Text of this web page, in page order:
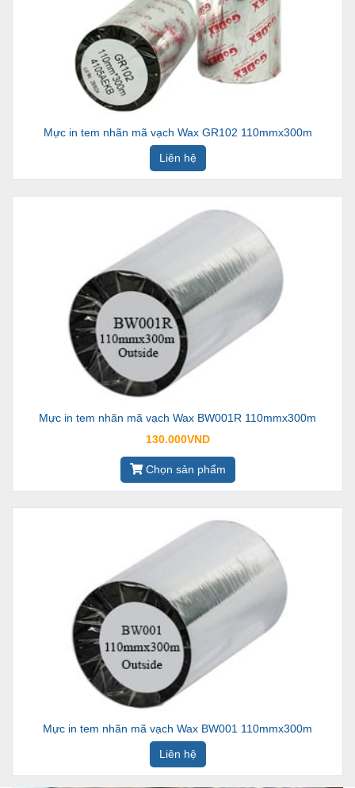
Mực in tem nhãn mã vạch Wax GR102 110mmx300m
Liên hệ
Mực in tem nhãn mã vạch Wax BW001R 110mmx300m
130.000VND
Chọn sản phẩm
Mực in tem nhãn mã vạch Wax BW001 110mmx300m
Liên hệ